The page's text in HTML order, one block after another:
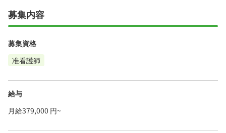
募集内容
募集資格
准看護師
給与
月給379,000 円~